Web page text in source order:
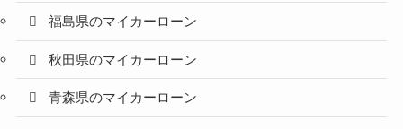
福島県のマイカーローン
秋田県のマイカーローン
青森県のマイカーローン